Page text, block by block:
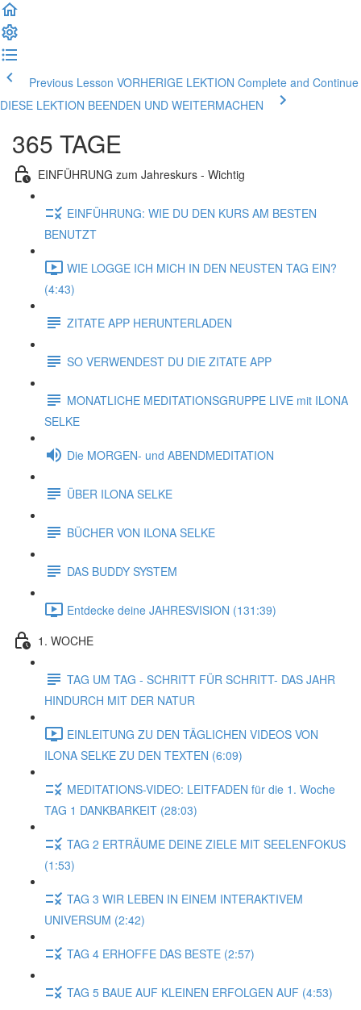
Previous Lesson VORHERIGE LEKTION Complete and Continue
DIESE LEKTION BEENDEN UND WEITERMACHEN
365 TAGE
EINFÜHRUNG zum Jahreskurs - Wichtig
EINFÜHRUNG: WIE DU DEN KURS AM BESTEN
BENUTZT
WIE LOGGE ICH MICH IN DEN NEUSTEN TAG EIN?
(4:43)
ZITATE APP HERUNTERLADEN
SO VERWENDEST DU DIE ZITATE APP
MONATLICHE MEDITATIONSGRUPPE LIVE mit ILONA
SELKE
Die MORGEN- und ABENDMEDITATION
ÜBER ILONA SELKE
BÜCHER VON ILONA SELKE
DAS BUDDY SYSTEM
Entdecke deine JAHRESVISION (131:39)
1. WOCHE
TAG UM TAG - SCHRITT FÜR SCHRITT- DAS JAHR
HINDURCH MIT DER NATUR
EINLEITUNG ZU DEN TÄGLICHEN VIDEOS VON
ILONA SELKE ZU DEN TEXTEN (6:09)
MEDITATIONS-VIDEO: LEITFADEN für die 1. Woche
TAG 1 DANKBARKEIT (28:03)
TAG 2 ERTRÄUME DEINE ZIELE MIT SEELENFOKUS
(1:53)
TAG 3 WIR LEBEN IN EINEM INTERAKTIVEM
UNIVERSUM (2:42)
TAG 4 ERHOFFE DAS BESTE (2:57)
TAG 5 BAUE AUF KLEINEN ERFOLGEN AUF (4:53)